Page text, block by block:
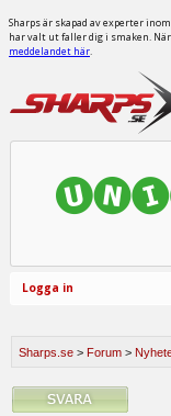
Sharps är skapad av experter
har valt ut faller dig i smaken.
meddelandet här.
Logga in
Sharps.se > Forum >